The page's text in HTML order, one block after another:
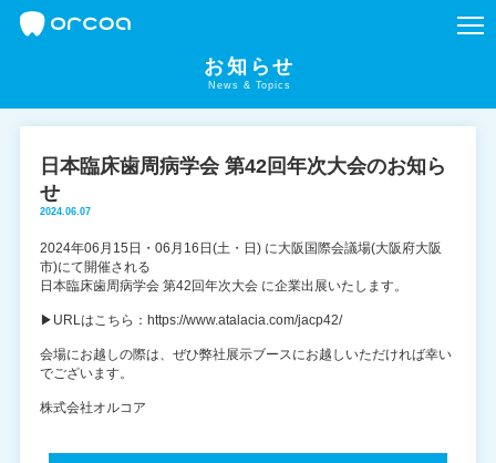
お知らせ
News & Topics
日本臨床歯周病学会 第42回年次大会のお知ら
せ
2024.06.07
2024年06月15日・06月16日(土・日) に大阪国際会議場(大阪府大阪
市)にて開催される
日本臨床歯周病学会 第42回年次大会 に企業出展いたします。
▶URLはこちら： https://www.atalacia.com/jacp42/
会場にお越しの際は、ぜひ弊社展示ブースにお越しいただければ幸い
でございます。
株式会社オルコア